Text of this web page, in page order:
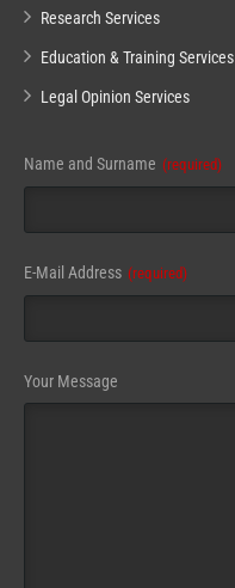
Research Services
Education & Training Services
Legal Opinion Services
Name and Surname (required)
E-Mail Address (required)
Your Message